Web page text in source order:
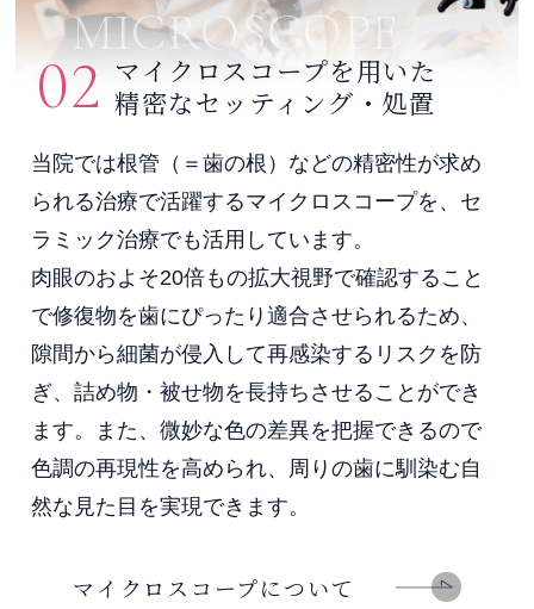
MICROSCOPE
02 マイクロスコープを用いた
精密なセッティング・処置
当院では根管（＝歯の根）などの精密性が求め
られる治療で活躍するマイクロスコープを、セ
ラミック治療でも活用しています。
肉眼のおよそ20倍もの拡大視野で確認すること
で修復物を歯にぴったり適合させられるため、
隙間から細菌が侵入して再感染するリスクを防
ぎ、詰め物・被せ物を長持ちさせることができ
ます。また、微妙な色の差異を把握できるので
色調の再現性を高められ、周りの歯に馴染む自
然な見た目を実現できます。
マイクロスコープについて